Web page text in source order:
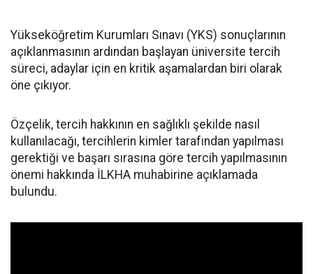
Yükseköğretim Kurumları Sınavı (YKS) sonuçlarının
açıklanmasının ardından başlayan üniversite tercih
süreci, adaylar için en kritik aşamalardan biri olarak
öne çıkıyor.
Özçelik, tercih hakkının en sağlıklı şekilde nasıl
kullanılacağı, tercihlerin kimler tarafından yapılması
gerektiği ve başarı sırasına göre tercih yapılmasının
önemi hakkında İLKHA muhabirine açıklamada
bulundu.